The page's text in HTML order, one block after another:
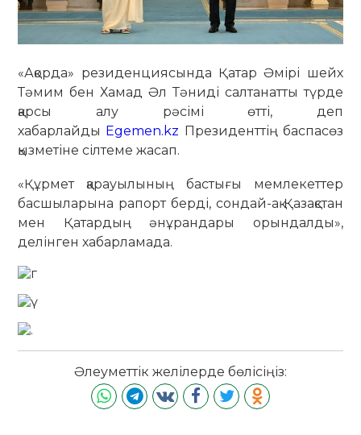
«Ақорда» резиденциясында Қатар Әмірі шейх
Тәмим бен Хамад Әл Тәниді салтанатты түрде
қарсы алу рәсімі өтті, деп
хабарлайды Egemen.kz Президенттің баспасөз
қызметіне сілтеме жасап.
«Құрмет қарауылының бастығы мемлекеттер
басшыларына рапорт берді, сондай-ақ Қазақстан
мен Қатардың әнұрандары орындалды»,
делінген хабарламада.
Әлеуметтік желілерде бөлісіңіз: